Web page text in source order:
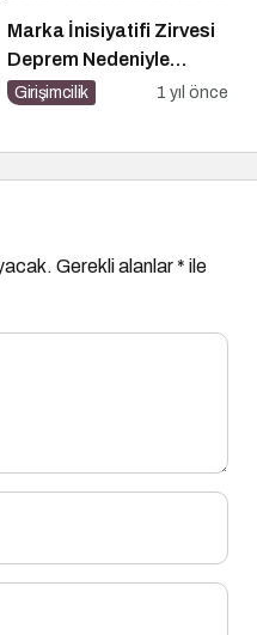
Marka İnisiyatifi Zirvesi
Deprem Nedeniyle
Ertelendi
Girişimcilik 1 yıl önce
Gerekli alanlar* ile